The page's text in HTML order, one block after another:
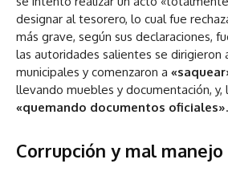
designar al tesorero, lo cual fue
más grave, según sus declaraciones,
las autoridades salientes se dirigieron
municipales y comenzaron a
llevando muebles y documentación,
«quemando documentos oficiales».
Corrupción y mal